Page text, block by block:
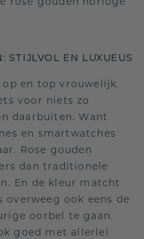
rosé gouden horloge
STIJLVOL EN LUXUEUS
en top vrouwelijk.
voor niets zo
daarbuiten. Want
en smartwatches
Rose gouden
dan traditionele
En de kleur matcht
ook eens de
oorbel te gaan.
goed met allerlei